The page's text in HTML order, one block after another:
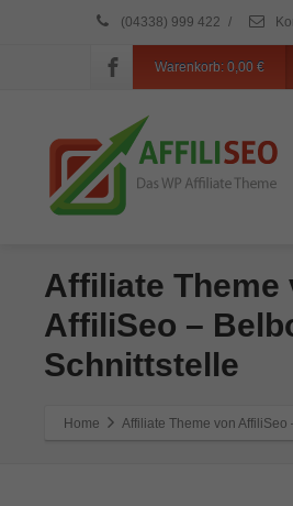
(04338) 999 422 /
Warenkorb: 0,00 €
Affiliate Theme
AffiliSeo –
Schnittstelle
Home Affiliate Theme von